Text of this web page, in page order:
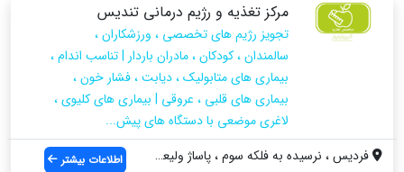
مرکز تغذیه و رژیم درمانی تندیس
تجویز رژیم های تخصصی ، ورزشکاران ،
سالمندان ، کودکان ، مادران باردار | تناسب اندام ،
بیماری های متابولیک ، دیابت ، فشار خون ،
بیماری های قلبی ، عروقی | بیماری های کلیوی ،
لاغری موضعی با دستگاه های پیش...
فردیس ، نرسیده به فلکه سوم ، پاساژ ولیعص...
اطلاعات بیشتر